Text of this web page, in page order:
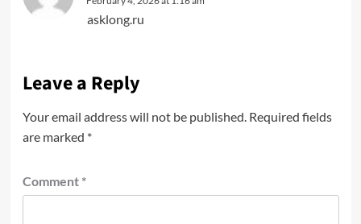
asklong.ru
Leave a Reply
Your email address will not be published. Required fields
are marked *
Comment *